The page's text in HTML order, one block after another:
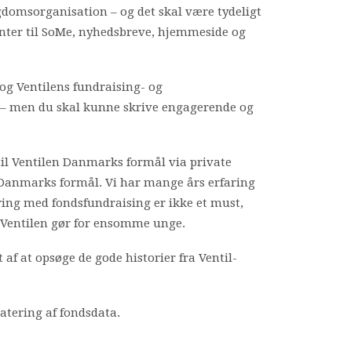
– og det skal være tydeligt
til SoMe, nyhedsbreve, hjemmeside og
Ventilens fundraising- og
du skal kunne skrive engagerende og
Ventilen Danmarks formål via private
formål. Vi har mange års erfaring
med fondsfundraising er ikke et must,
gør for ensomme unge.
at opsøge de gode historier fra Ventil-
af fondsdata.